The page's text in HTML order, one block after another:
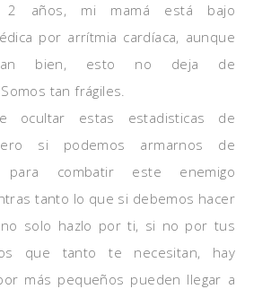
2 años, mi mamá está bajo
por arrítmia cardíaca, aunque
bien, esto no deja de
tan frágiles.
ocultar estas estadisticas de
si podemos armarnos de
para combatir este enemigo
tanto lo que si debemos hacer
solo hazlo por ti, si no por tus
que tanto te necesitan, hay
más pequeños pueden llegar a